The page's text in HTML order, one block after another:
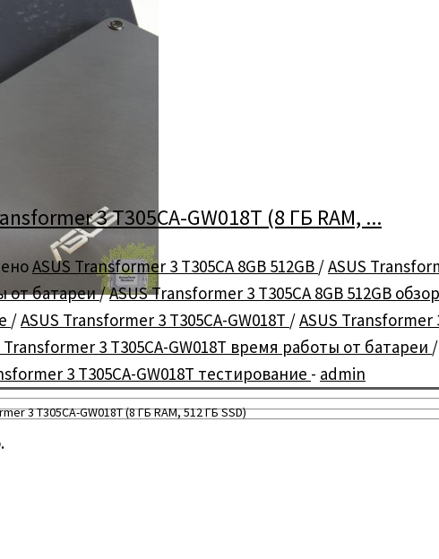
3 T305CA-GW018T (8 ГБ RAM, 512 ГБ SSD)
3 T305CA-GW018T (8 ГБ RAM, ...
ASUS Transformer 3 T305CA 8GB 512GB /ASUS
от батареи/ASUS Transformer 3 T305CA 8GB 512GB обзор
/ASUS Transformer 3 T305CA-GW018T /ASUS Transformer
Transformer 3 T305CA-GW018T время работы от батареи /
3 T305CA-GW018T тестирование - admin